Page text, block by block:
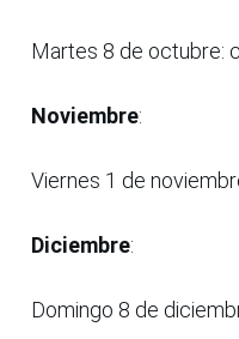
Martes 8 de octubre:
Noviembre:
Viernes 1 de
Diciembre:
Domingo 8 de